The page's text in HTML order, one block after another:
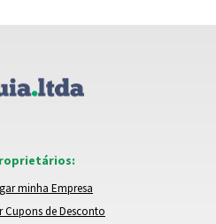
minha Empresa
Cupons de Desconto